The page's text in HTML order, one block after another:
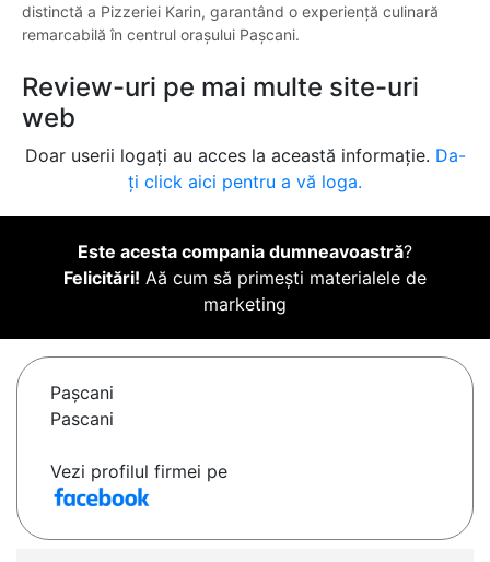
distinctă a Pizzeriei Karin, garantând o experiență culinară
remarcabilă în centrul orașului Pașcani.
Review-uri pe mai multe site-uri
web
Doar userii logați au acces la această informație. Da-
ți click aici pentru a vă loga.
Este acesta compania dumneavoastră?
Felicitări! Aă cum să primești materialele de
marketing
Paşcani
Pascani
Vezi profilul firmei pe